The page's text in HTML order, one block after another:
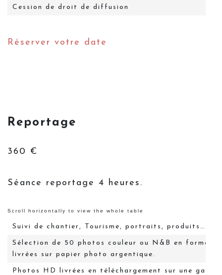
Cession de droit de diffusion
Réserver votre date
Reportage
360 €
Séance reportage 4 heures.
Suivi de chantier, Tourisme, portraits, produits…
Sélection de 50 photos couleur ou N&B en format
livrées sur papier photo argentique.
Photos HD livrées en téléchargement sur une